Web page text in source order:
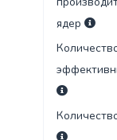
ядер